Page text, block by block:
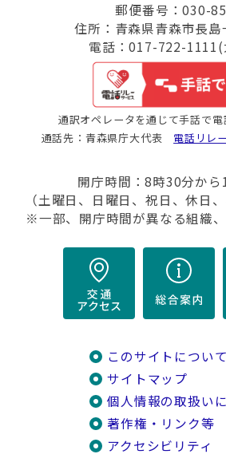
郵便番号：030-
住所：青森県青森市長
電話：017-722-1111(
通訳オペレータを通じて手話で電
通話先：青森県庁大代表 電話リレ
開庁時間：8時30分か
（土曜日、日曜日、祝日、休日
※一部、開庁時間が異なる組織、
このサイトについて
サイトマップ
個人情報の取扱い
著作権・リンク等
アクセシビリティ